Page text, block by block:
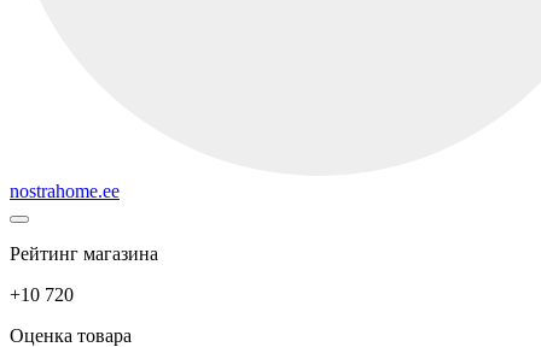
nostrahome.ee
Рейтинг магазина
+10 720
Оценка товара